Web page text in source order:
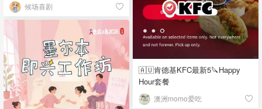
候场喜剧
🇦🇺肯德基KFC最新5🔪Happy
Hour套餐
澳洲momo爱吃